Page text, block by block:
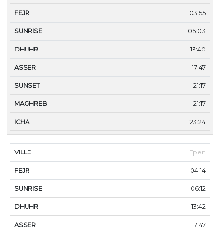
03:55
06:03
13:40
17:47
21:17
21:17
23:24
Epen
04:14
06:12
13:42
17:47